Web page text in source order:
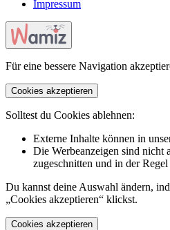
Impressum
Für eine bessere Navigation
Cookies akzeptieren
Solltest du Cookies ablehnen:
Externe Inhalte können in
Die Werbeanzeigen sind nicht
zugeschnitten und in der
Du kannst deine Auswahl ändern,
„Cookies akzeptieren“ klickst.
Cookies akzeptieren